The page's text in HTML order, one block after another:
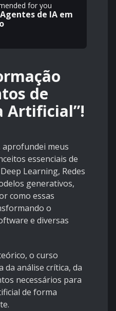
for you
Agentes de IA em
de
Artificial”!
aprofundei meus
essenciais de
Learning, Redes
generativos,
como essas
o
e diversas
o curso
análise crítica, da
necessários para
de forma